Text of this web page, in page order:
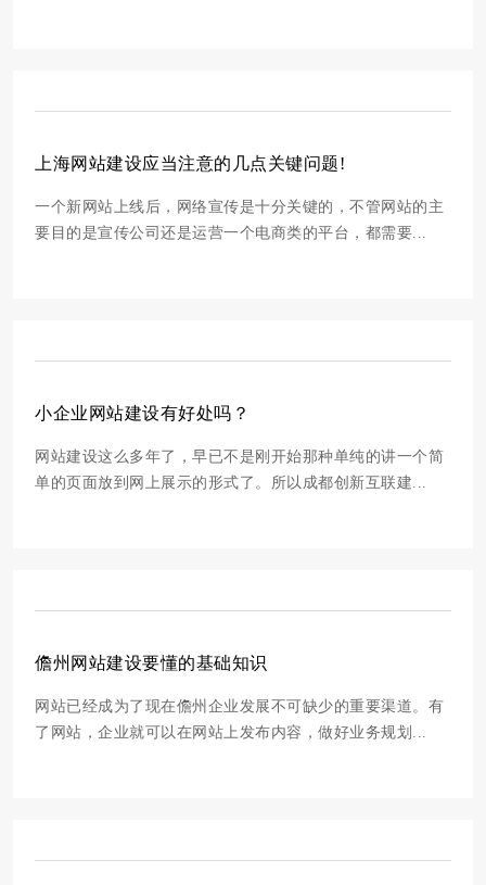
上海网站建设应当注意的几点关键问题!
一个新网站上线后，网络宣传是十分关键的，不管网站的主
要目的是宣传公司还是运营一个电商类的平台，都需要...
小企业网站建设有好处吗？
网站建设这么多年了，早已不是刚开始那种单纯的讲一个简
单的页面放到网上展示的形式了。所以成都创新互联建...
儋州网站建设要懂的基础知识
网站已经成为了现在儋州企业发展不可缺少的重要渠道。有
了网站，企业就可以在网站上发布内容，做好业务规划...